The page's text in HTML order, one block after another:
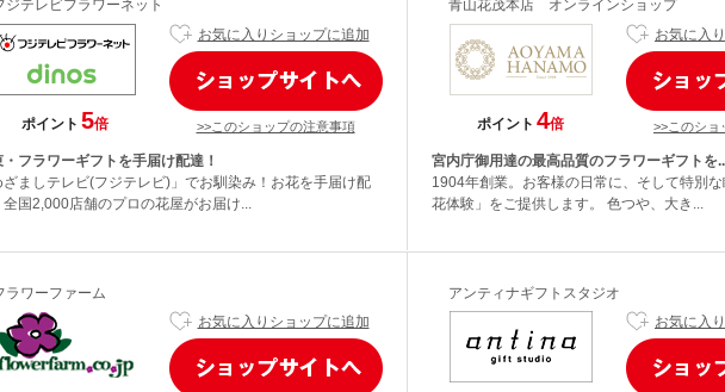
ジテレビフラワーネット
ポイント 5倍
お気に入りショップに追加
>>このショップの注意事項
・フラワーギフトを手届け配達！
ざましテレビ(フジテレビ)」でお馴染み！お花を手届け配
全国2,000店舗のプロの花屋がお届け...
青山花茂本店 オンラインショップ
ポイント 4倍
お気に入
>>このショ
宮内庁御用達の最高品質のフラワーギフトを
1904年創業。お客様の日常に、そして特別
花体験」をご提供します。 色つや、大き...
ラワーファーム
お気に入りショップに追加
アンティナギフトスタジオ
お気に入